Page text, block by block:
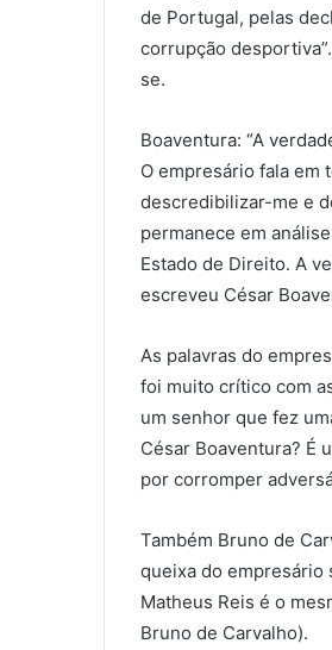
de Portugal, pelas
corrupção
se.
Boaventura: “A
O empresário fala em
descredibilizar-me e
permanece em
Estado de Direito. A
escreveu César
As palavras do
foi muito crítico com
um senhor que fez
César Boaventura? É
por corromper
Também Bruno de
queixa do empresário
Matheus Reis é o
Bruno de Carvalho).